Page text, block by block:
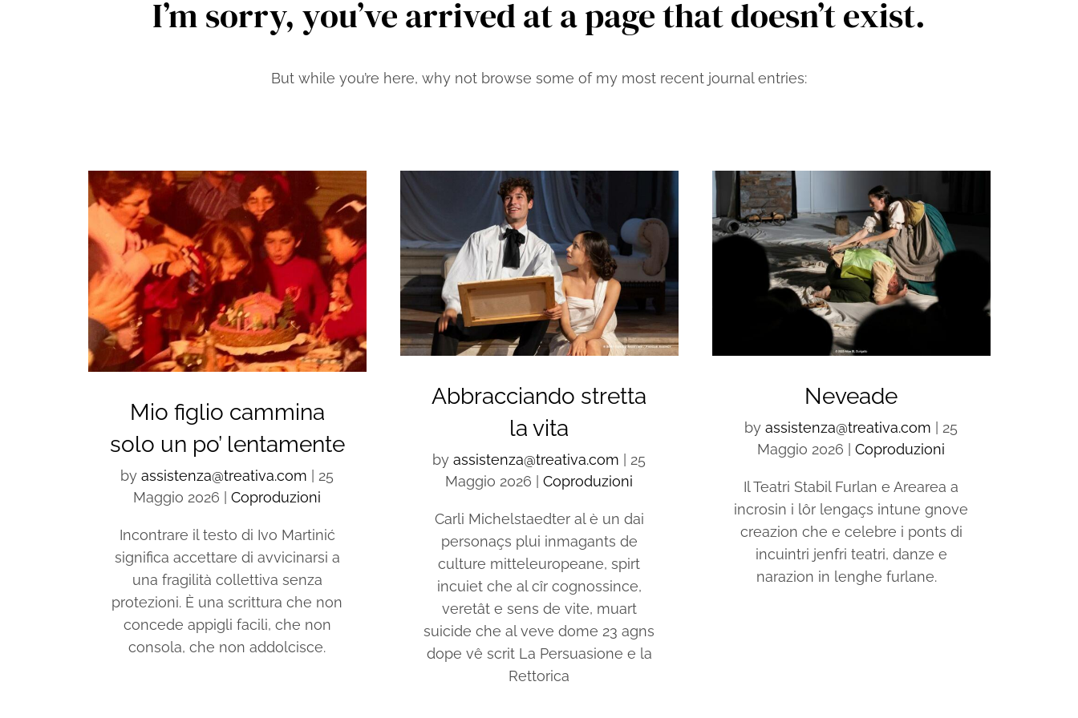
I’m sorry, you’ve arrived at a page that doesn’t exist.
But while you’re here, why not browse some of my most recent journal entries:
Mio figlio cammina
solo un po’ lentamente
byassistenza@treativa.com | 25
Maggio 2026 | Coproduzioni
Incontrare il testo di Ivo Martinić
significa accettare di avvicinarsi a
una fragilità collettiva senza
protezioni. È una scrittura che non
concede appigli facili, che non
consola, che non addolcisce.
Abbracciando stretta
la vita
byassistenza@treativa.com | 25
Maggio 2026 | Coproduzioni
Carli Michelstaedter al è un dai
personaçs plui inmagants de
culture mitteleuropeane, spirt
incuiet che al cîr cognossince,
veretât e sens de vite, muart
suicide che al veve dome 23 agns
dope vê scrit La Persuasione e la
Rettorica
Neveade
byassistenza@treativa.com | 25
Maggio 2026 | Coproduzioni
Il Teatri Stabil Furlan e Arearea a
incrosin i lôr lengaçs intune gnove
creazion che e celebre i ponts di
incuintri jenfri teatri, danze e
narazion in lenghe furlane.